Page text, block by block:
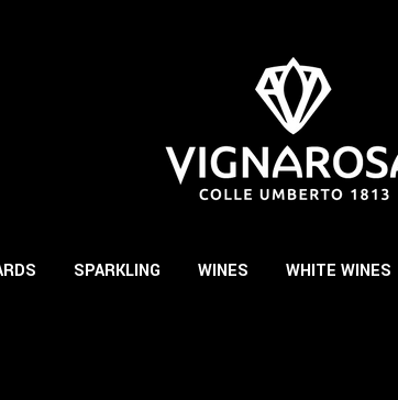
SPARKLING WINES WHITE WINES